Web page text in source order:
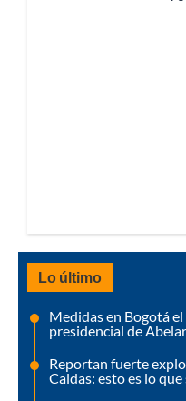
Lo último
Medidas en Bogotá
presidencial de
Reportan fuerte
Caldas: esto es lo